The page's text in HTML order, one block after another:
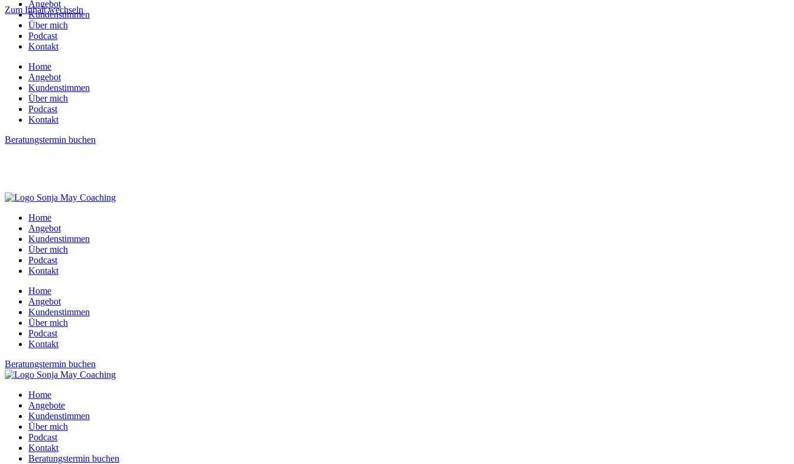
Zum Inhalt wechseln
Angebot
Kundenstimmen
Über mich
Podcast
Kontakt
Home
Angebot
Kundenstimmen
Über mich
Podcast
Kontakt
Beratungstermin buchen
Home
Angebot
Kundenstimmen
Über mich
Podcast
Kontakt
Home
Angebot
Kundenstimmen
Über mich
Podcast
Kontakt
Beratungstermin buchen
Home
Angebote
Kundenstimmen
Über mich
Podcast
Kontakt
Beratungstermin buchen